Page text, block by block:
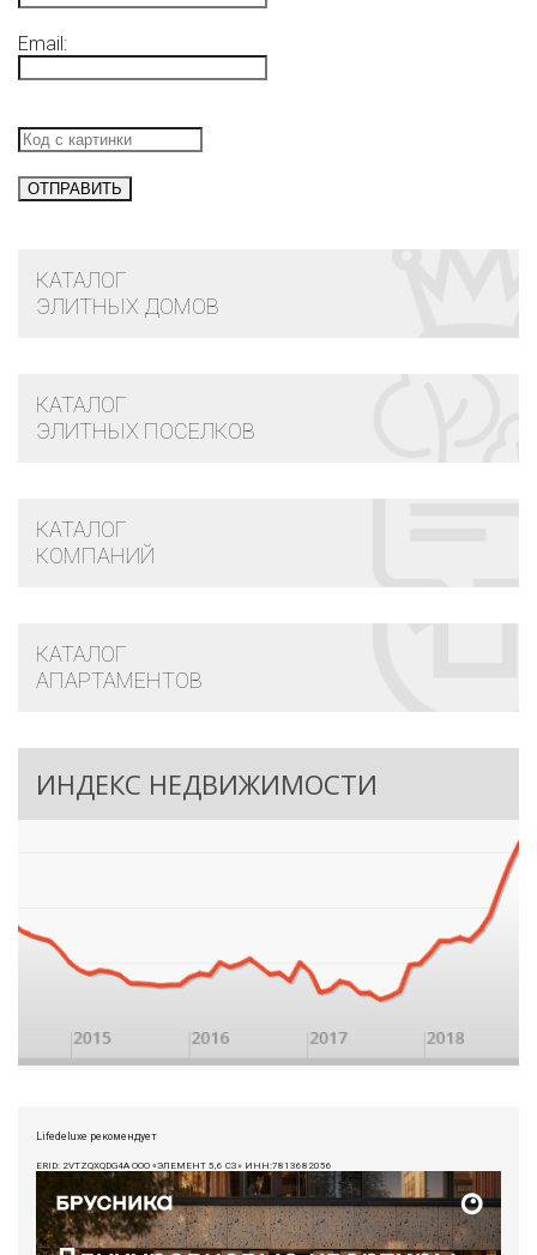
Email:
КАТАЛОГ
ЭЛИТНЫХ ДОМОВ
КАТАЛОГ
ЭЛИТНЫХ ПОСЕЛКОВ
КАТАЛОГ
КОМПАНИЙ
КАТАЛОГ
АПАРТАМЕНТОВ
ИНДЕКС НЕДВИЖИМОСТИ
Lifedeluxe рекомендует
ERID: 2VTZQXQDG4A ООО «ЭЛЕМЕНТ 5,6 СЗ» ИНН:7813682056